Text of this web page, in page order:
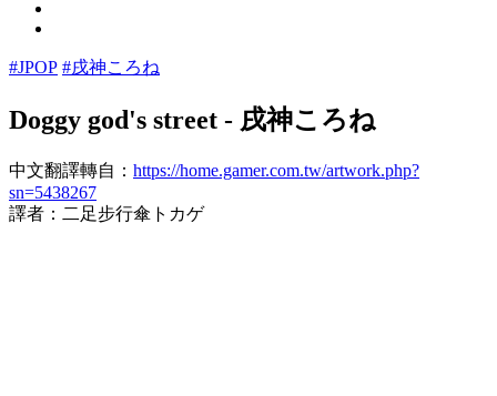
#JPOP #戌神ころね
Doggy god's street - 戌神ころね
中文翻譯轉自： https://home.gamer.com.tw/artwork.php?
sn=5438267
譯者：二足步行傘トカゲ